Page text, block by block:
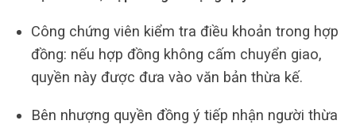
Công chứng viên kiểm tra điều khoản trong hợp
đồng: nếu hợp đồng không cấm chuyển giao,
quyền này được đưa vào văn bản thừa kế.
Bên nhượng quyền đồng ý tiếp nhận người thừa